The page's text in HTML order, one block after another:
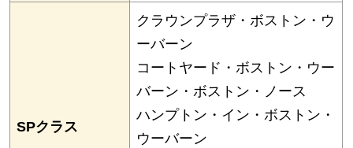
SPクラス
クラウンプラザ・ボストン・ウ
ーバーン
コートヤード・ボストン・ウー
バーン・ボストン・ノース
ハンプトン・イン・ボストン・
ウーバーン